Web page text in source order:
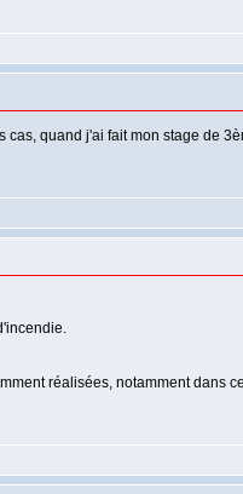
quand j'ai fait mon stage de
réalisées, notamment dans